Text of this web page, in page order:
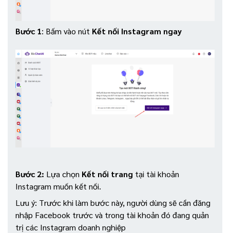
Bước 1: Bấm vào nút Kết nối Instagram ngay
Bước 2: Lựa chọn Kết nối trang tại tài khoản
Instagram muốn kết nối.
Lưu ý: Trước khi làm bước này, người dùng sẽ cần đăng
nhập Facebook trước và trong tài khoản đó đang quản
trị các Instagram doanh nghiệp